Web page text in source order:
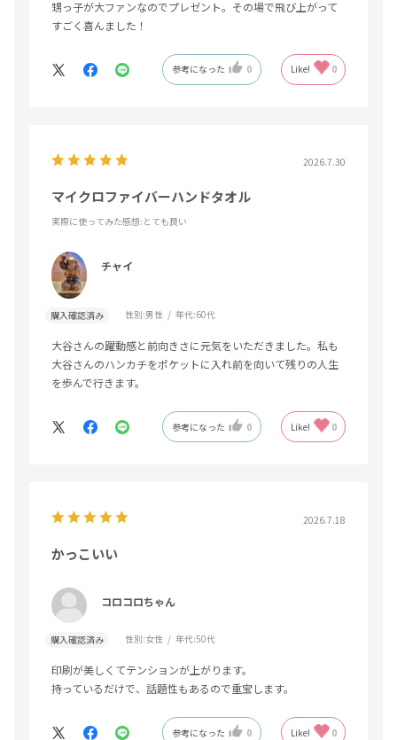
甥っ子が大ファンなのでプレゼント。その場で飛び上がって
すごく喜んました！
参考になった 0 Like! 0
2026.7.30
マイクロファイバーハンドタオル
実際に使ってみた感想:とても良い
チャイ
購入確認済み 性別:男性 年代:60代
大谷さんの躍動感と前向きさに元気をいただきました。私も
大谷さんのハンカチをポケットに入れ前を向いて残りの人生
を歩んで行きます。
参考になった 0 Like! 0
2026.7.18
かっこいい
コロコロちゃん
購入確認済み 性別:女性 年代:50代
印刷が美しくてテンションが上がります。
持っているだけで、話題性もあるので重宝します。
参考になった 0 Like! 0